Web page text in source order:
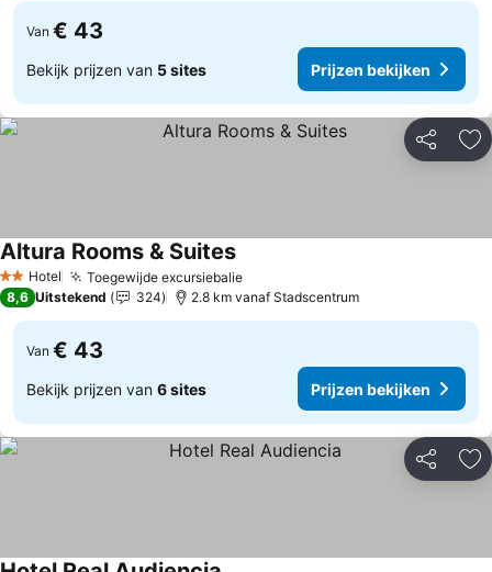
Van € 43
Bekijk prijzen van 5 sites Prijzen bekijken
Delen
2 Sterren
Hotel Toegewijde excursiebaliePrijzen bekijken
Altura Rooms & SuitesPrijzen bekijken
8,6 Uitstekend 324 2.8 km vanaf Stadscentrum
Van € 43
Bekijk prijzen van 6 sites Prijzen bekijken
Delen